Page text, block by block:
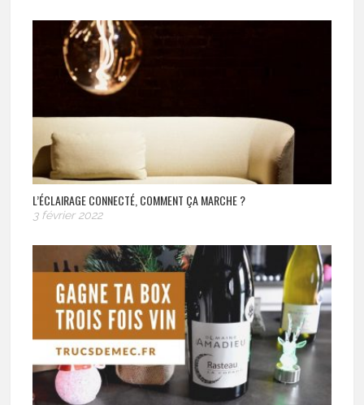
L’ÉCLAIRAGE CONNECTÉ, COMMENT ÇA MARCHE ?
3 février 2022